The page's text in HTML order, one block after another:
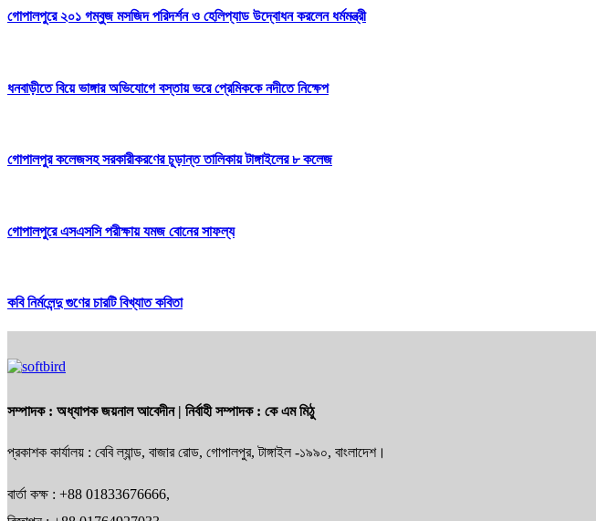
গোপালপুরে ২০১ গম্বুজ মসজিদ পরিদর্শন ও হেলিপ্যাড উদ্বোধন করলেন ধর্মমন্ত্রী
ধনবাড়ীতে বিয়ে ভাঙ্গার অভিযোগে বস্তায় ভরে প্রেমিককে নদীতে নিক্ষেপ
গোপালপুর কলেজসহ সরকারীকরণের চূড়ান্ত তালিকায় টাঙ্গাইলের ৮ কলেজ
গোপালপুরে এসএসসি পরীক্ষায় যমজ বোনের সাফল্য
কবি নির্মলেন্দু গুণের চারটি বিখ্যাত কবিতা
সম্পাদক : অধ্যাপক জয়নাল আবেদীন| নির্বাহী সম্পাদক : কে এম মিঠু
প্রকাশক কার্যালয় : বেবি ল্যান্ড, বাজার রোড, গোপালপুর, টাঙ্গাইল -১৯৯০, বাংলাদেশ।
বার্তা কক্ষ : +88 01833676666,